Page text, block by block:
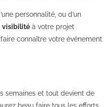
personnalité, ou d’un
visibilité à votre projet
connaître votre événement
semaines et tout devient de
beau faire tous les efforts